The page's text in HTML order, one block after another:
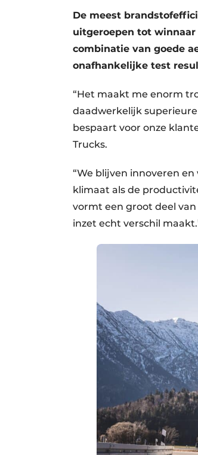
De meest
uitgeroepen tot winnaar
combinatie van goede
onafhankelijke test
“Het maakt me enorm
daadwerkelijk
bespaart voor onze
Trucks.
“We blijven innoveren
klimaat als de
vormt een groot deel
inzet echt verschil